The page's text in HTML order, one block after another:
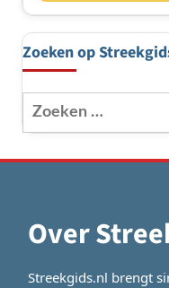
Zoeken op
Zoeken
naar:
Over
Streekgids.nl brengt